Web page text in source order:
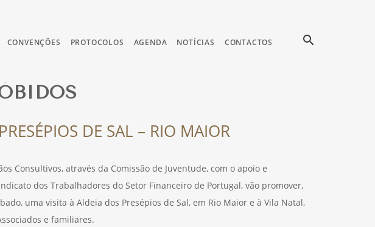
CONVENÇÕES PROTOCOLOS AGENDA NOTÍCIAS CONTACTOS search
DE SAL – RIO MAIOR
Consultivos, através da Comissão de Juventude, com o apoio e
dos Trabalhadores do Setor Financeiro de Portugal, vão promover,
uma visita à Aldeia dos Presépios de Sal, em Rio Maior e à Vila Natal,
e familiares.